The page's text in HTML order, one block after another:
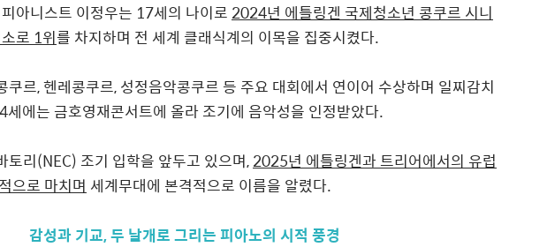
피아니스트 이정우는 17세의 나이로 2024년 에틀링겐 국제청소년 콩쿠르 시니
로 1위를 차지하며 전 세계 클래식계의 이목을 집중시켰다.
쿠르,헨레콩쿠르,성정음악콩쿠르 등 주요 대회에서 연이어 수상하며 일찌감치
세에는 금호영재콘서트에 올라 조기에 음악성을 인정받았다.
토리(NEC) 조기 입학을 앞두고 있으며,2025년 에틀링겐과 트리어에서의 유럽
으로 마치며 세계무대에 본격적으로 이름을 알렸다.
감성과 기교,두 날개로 그리는 피아노의 시적 풍경